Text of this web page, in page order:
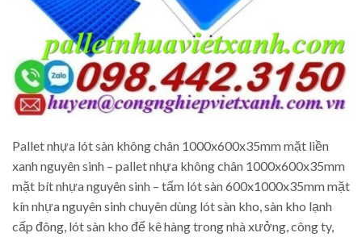
Pallet nhựa lót sàn không chân 1000x600x35mm mặt liền
xanh nguyên sinh – pallet nhựa không chân 1000x600x35mm
mặt bít nhựa nguyên sinh – tấm lót sàn 600x1000x35mm mặt
kín nhựa nguyên sinh chuyên dùng lót sàn kho, sàn kho lạnh
cấp đông, lót sàn kho để kê hàng trong nhà xưởng, công ty,